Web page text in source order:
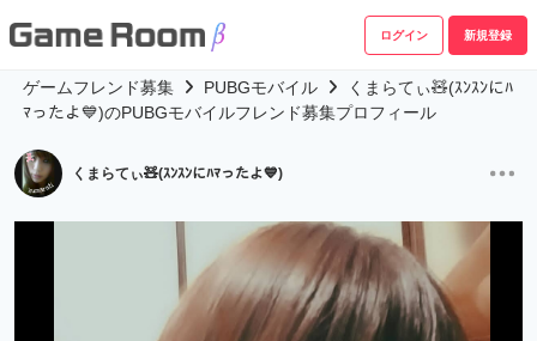
ログイン 新規登録
ゲームフレンド募集 PUBGモバイル
くまらてぃ🧸(ｽﾝｽﾝにﾊ
ﾏったよ💙)のPUBGモバイルフレンド募集プロフィール
くまらてぃ🧸(ｽﾝｽﾝにﾊﾏったよ💙)